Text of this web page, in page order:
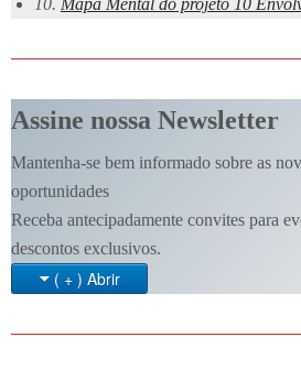
Assine nossa Newsletter
Mantenha-se bem informado sobre as
oportunidades
Receba antecipadamente convites para
descontos exclusivos.
( + ) Abrir